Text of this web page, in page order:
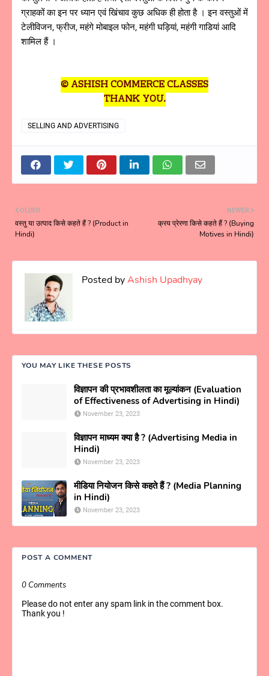
ग्राहकों का इन पर ध्यान एवं खिंचाव कुछ अधिक ही होता है । इन वस्तुओं में
टेलीविजन, फ्रीज, महंगे मोबाइल फोन, महंगी घड़ियां, महंगी गाडियां आदि
शामिल हैं ।
© ASHISH COMMERCE CLASSES
THANK YOU.
SELLING AND ADVERTISING
NEWER
क्रय प्रेरणा किसे कहते हैं ? (Buying
Motives in Hindi)
OLDER
वस्तु या उत्पाद किसे कहते हैं ? (Product in
Hindi)
Posted byAshish Upadhyay
YOU MAY LIKE THESE POSTS
विज्ञापन की प्रभावशीलता का मूल्यांकन (Evaluation
of Effectiveness of Advertising in Hindi)
November 23, 2023
विज्ञापन माध्यम क्या है ? (Advertising Media in
Hindi)
November 23, 2023
मीडिया नियोजन किसे कहते हैं ? (Media Planning
in Hindi)
November 23, 2023
POST A COMMENT
0 Comments
Please do not enter any spam link in the comment box.
Thank you !